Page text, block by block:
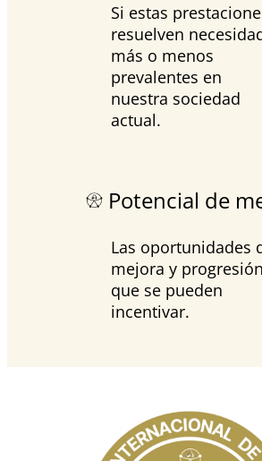
Si estas
resuelven
más o menos
prevalentes en
nuestra sociedad
actual.
Potencial de
Las oportunidades
mejora y progresión
que se pueden
incentivar.